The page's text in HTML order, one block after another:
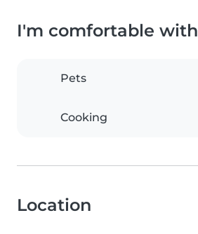
I'm comfortable with
Pets
Cooking
Location